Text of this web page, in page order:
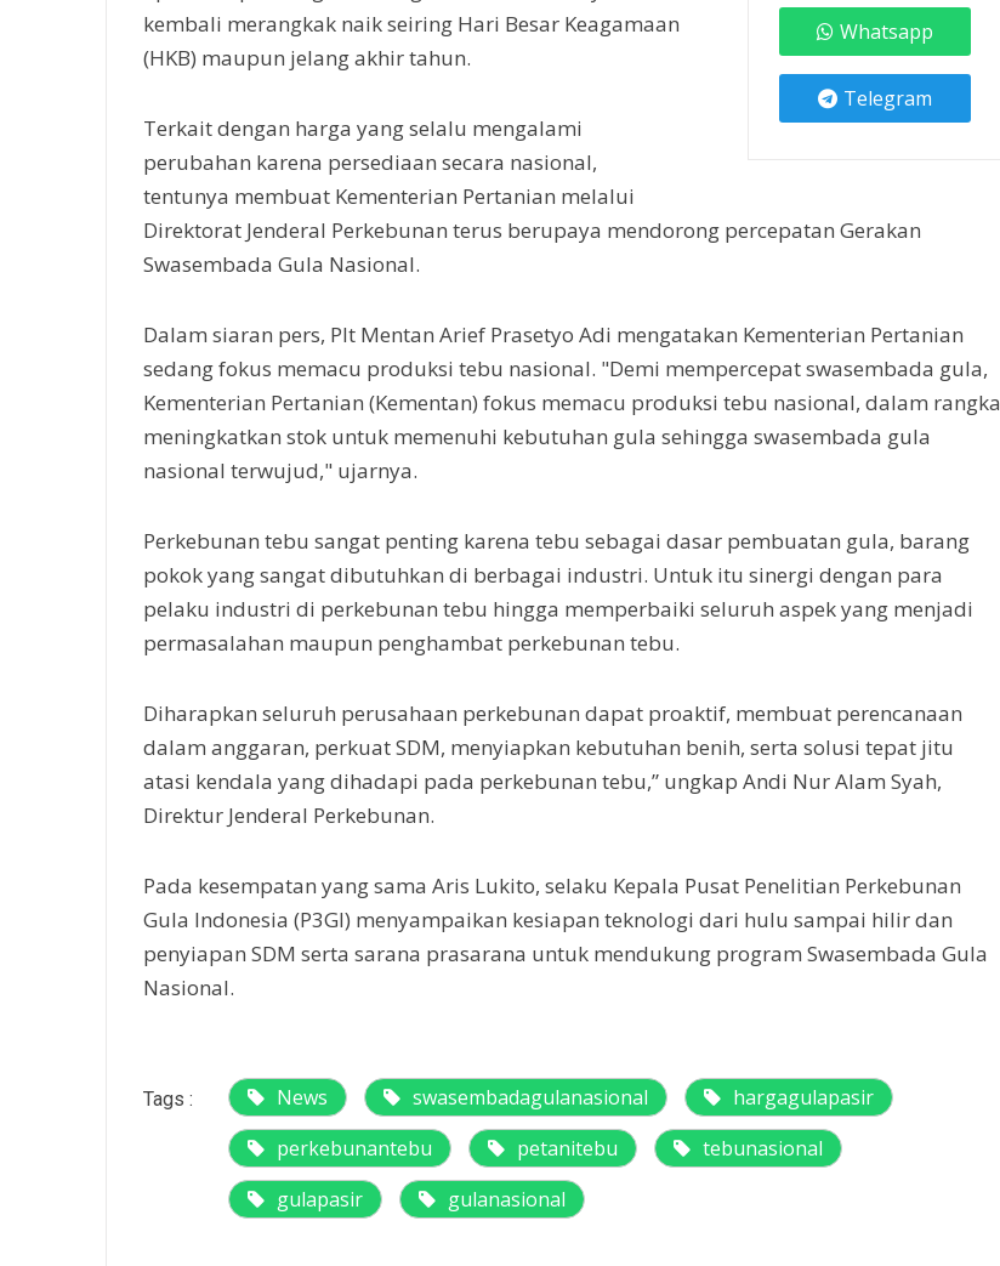
Whatsapp
Telegram
kembali merangkak naik seiring Hari Besar Keagamaan
(HKB) maupun jelang akhir tahun.
Terkait dengan harga yang selalu mengalami
perubahan karena persediaan secara nasional,
tentunya membuat Kementerian Pertanian melalui
Direktorat Jenderal Perkebunan terus berupaya mendorong percepatan Gerakan
Swasembada Gula Nasional.
Dalam siaran pers, Plt Mentan Arief Prasetyo Adi mengatakan Kementerian Pertanian
sedang fokus memacu produksi tebu nasional. "Demi mempercepat swasembada gula,
Kementerian Pertanian (Kementan) fokus memacu produksi tebu nasional, dalam rangka
meningkatkan stok untuk memenuhi kebutuhan gula sehingga swasembada gula
nasional terwujud," ujarnya.
Perkebunan tebu sangat penting karena tebu sebagai dasar pembuatan gula, barang
pokok yang sangat dibutuhkan di berbagai industri. Untuk itu sinergi dengan para
pelaku industri di perkebunan tebu hingga memperbaiki seluruh aspek yang menjadi
permasalahan maupun penghambat perkebunan tebu.
Diharapkan seluruh perusahaan perkebunan dapat proaktif, membuat perencanaan
dalam anggaran, perkuat SDM, menyiapkan kebutuhan benih, serta solusi tepat jitu
atasi kendala yang dihadapi pada perkebunan tebu,” ungkap Andi Nur Alam Syah,
Direktur Jenderal Perkebunan.
Pada kesempatan yang sama Aris Lukito, selaku Kepala Pusat Penelitian Perkebunan
Gula Indonesia (P3GI) menyampaikan kesiapan teknologi dari hulu sampai hilir dan
penyiapan SDM serta sarana prasarana untuk mendukung program Swasembada Gula
Nasional.
Tags : News swasembadagulanasional
hargagulapasir
perkebunantebu
petanitebu
tebunasional
gulapasir
gulanasional